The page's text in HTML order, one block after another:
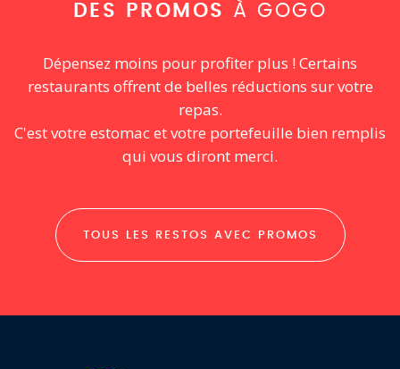
DES PROMOS À GOGO
Dépensez moins pour profiter plus ! Certains
restaurants offrent de belles réductions sur votre
repas.
C'est votre estomac et votre portefeuille bien remplis
qui vous diront merci.
TOUS LES RESTOS AVEC PROMOS